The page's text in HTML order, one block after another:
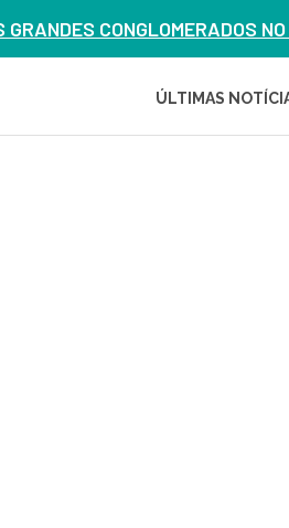
GRANDES CONGLOMERADOS
ÚLTIMAS